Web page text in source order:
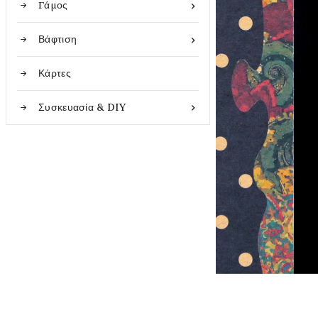

Γάμος

Βάφτιση
Κάρτες

Συσκευασία & DIY